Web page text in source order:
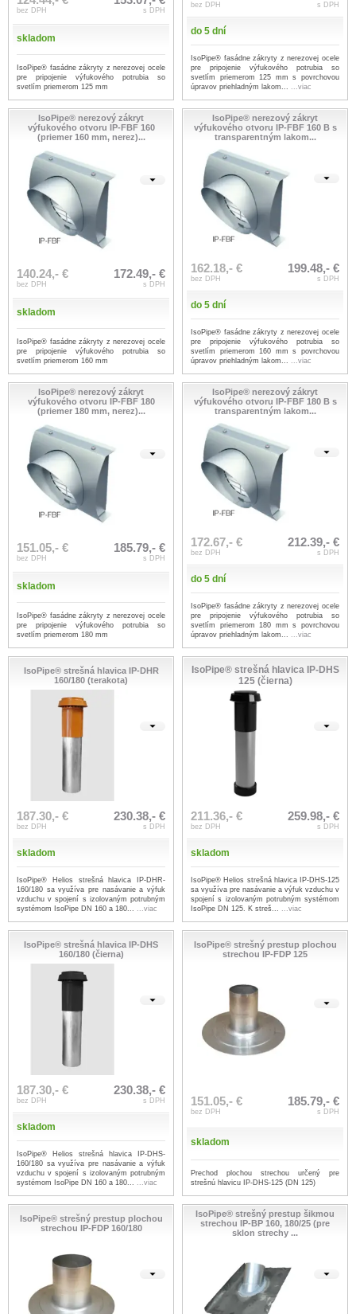
bez DPH s DPH
skladom
IsoPipe® fasádne zákryty z nerezovej ocele
pre pripojenie výfukového potrubia so
svetlím priemerom 125 mm
bez DPH s DPH
do 5 dní
IsoPipe® fasádne zákryty z nerezovej ocele
pre pripojenie výfukového potrubia so
svetlím priemerom 125 mm s povrchovou
úpravov priehladným lakom...
...viac
IsoPipe® nerezový zákryt
výfukového otvoru IP-FBF 160
(priemer 160 mm, nerez)...
140.24,- €
bez DPH
172.49,- €
s DPH
skladom
IsoPipe® fasádne zákryty z nerezovej ocele
pre pripojenie výfukového potrubia so
svetlím priemerom 160 mm
IsoPipe® nerezový zákryt
výfukového otvoru IP-FBF 160 B s
transparentným lakom...
162.18,- €
bez DPH
199.48,- €
s DPH
do 5 dní
IsoPipe® fasádne zákryty z nerezovej ocele
pre pripojenie výfukového potrubia so
svetlím priemerom 160 mm s povrchovou
úpravov priehladným lakom...
...viac
IsoPipe® nerezový zákryt
výfukového otvoru IP-FBF 180
(priemer 180 mm, nerez)...
151.05,- €
bez DPH
185.79,- €
s DPH
skladom
IsoPipe® fasádne zákryty z nerezovej ocele
pre pripojenie výfukového potrubia so
svetlím priemerom 180 mm
IsoPipe® nerezový zákryt
výfukového otvoru IP-FBF 180 B s
transparentným lakom...
172.67,- €
bez DPH
212.39,- €
s DPH
do 5 dní
IsoPipe® fasádne zákryty z nerezovej ocele
pre pripojenie výfukového potrubia so
svetlím priemerom 180 mm s povrchovou
úpravov priehladným lakom...
...viac
IsoPipe® strešná hlavica IP-DHR
160/180 (terakota)
187.30,- €
bez DPH
230.38,- €
s DPH
skladom
IsoPipe® Helios strešná hlavica IP-DHR-
160/180 sa využíva pre nasávanie a výfuk
vzduchu v spojení s izolovaným potrubným
systémom IsoPipe DN 160 a 180...
...viac
IsoPipe® strešná hlavica IP-DHS
125 (čierna)
211.36,- €
bez DPH
259.98,- €
s DPH
skladom
IsoPipe® Helios strešná hlavica IP-DHS-125
sa využíva pre nasávanie a výfuk vzduchu v
spojení s izolovaným potrubným systémom
IsoPipe DN 125. K streš...
...viac
IsoPipe® strešná hlavica IP-DHS
160/180 (čierna)
187.30,- €
bez DPH
230.38,- €
s DPH
skladom
IsoPipe® Helios strešná hlavica IP-DHS-
160/180 sa využíva pre nasávanie a výfuk
vzduchu v spojení s izolovaným potrubným
systémom IsoPipe DN 160 a 180...
...viac
IsoPipe® strešný prestup plochou
strechou IP-FDP 125
151.05,- €
bez DPH
185.79,- €
s DPH
skladom
Prechod plochou strechou určený pre
strešnú hlavicu IP-DHS-125 (DN 125)
IsoPipe® strešný prestup plochou
strechou IP-FDP 160/180
IsoPipe® strešný prestup šikmou
strechou IP-BP 160, 180/25 (pre
sklon strechy ...